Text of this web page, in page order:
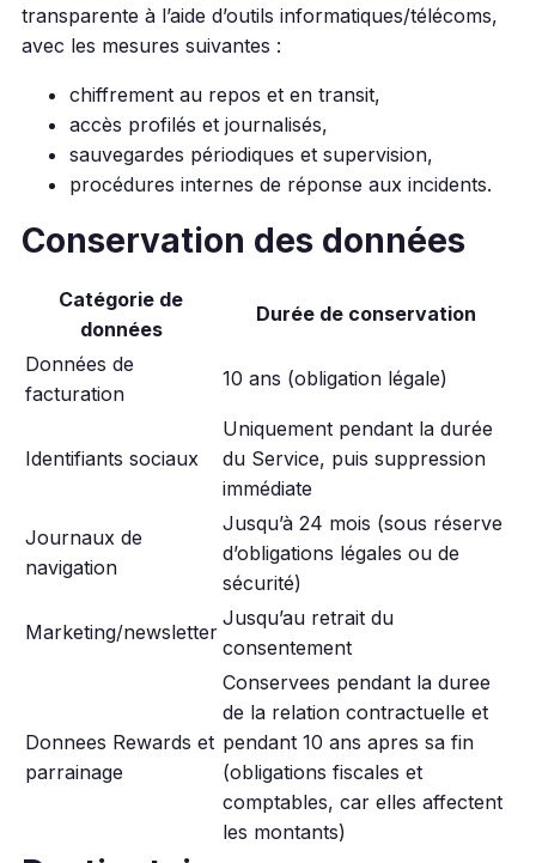
transparente à l’aide d’outils informatiques/télécoms,
avec les mesures suivantes :
chiffrement au repos et en transit,
accès profilés et journalisés,
sauvegardes périodiques et supervision,
procédures internes de réponse aux incidents.
Conservation des données
Catégorie de
données
Durée de conservation
Données de
facturation
10 ans (obligation légale)
Identifiants sociaux
Uniquement pendant la durée
du Service, puis suppression
immédiate
Journaux de
navigation
Jusqu’à 24 mois (sous réserve
d’obligations légales ou de
sécurité)
Marketing/newsletter
Jusqu’au retrait du
consentement
Donnees Rewards et
parrainage
Conservees pendant la duree
de la relation contractuelle et
pendant 10 ans apres sa fin
(obligations fiscales et
comptables, car elles affectent
les montants)